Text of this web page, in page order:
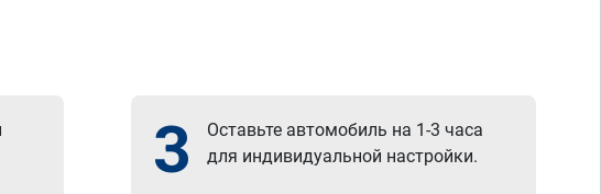
3
Оставьте автомобиль на 1-3 часа
для индивидуальной настройки.